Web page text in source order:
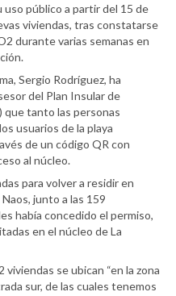
uso público a partir del 15 de
viviendas, tras constatarse
durante varias semanas en
Sergio Rodríguez, ha
del Plan Insular de
que tanto las personas
usuarios de la playa
de un código QR con
al núcleo.
para volver a residir en
junto a las 159
había concedido el permiso,
en el núcleo de La
se ubican “en la zona
sur, de las cuales tenemos